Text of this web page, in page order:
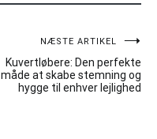
NÆSTE ARTIKEL
Kuvertløbere: Den perfekte
måde at skabe stemning og
hygge til enhver lejlighed